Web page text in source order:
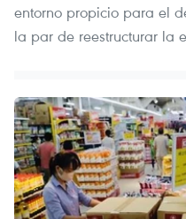
entorno propicio para el
la par de reestructurar la